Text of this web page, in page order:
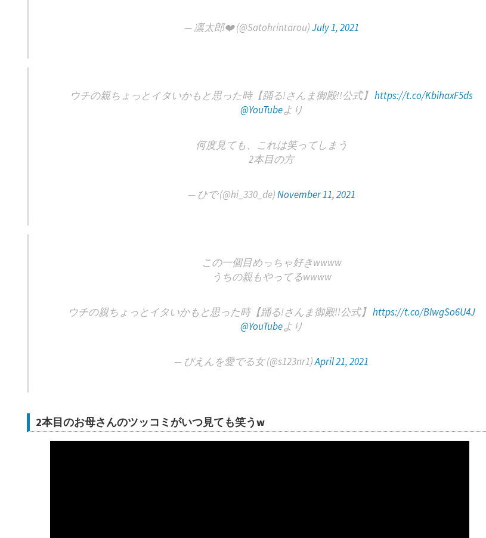
— 凛太郎❤️‍ (@Satohrintarou)July 1, 2021
ウチの親ちょっとイタいかもと思った時【踊る!さんま御殿!!公式】https://t.co/KbihaxF5ds
@YouTubeより
何度見ても、これは笑ってしまう
2本目の方
— ひで (@hi_330_de)November 11, 2021
この一個目めっちゃ好きwwww
うちの親もやってるwwww
ウチの親ちょっとイタいかもと思った時【踊る!さんま御殿!!公式】 https://t.co/BIwgSo6U4J
@YouTubeより
— ぴえんを愛でる女 (@s123nr1)April 21, 2021
2本目のお母さんのツッコミがいつ見ても笑うw